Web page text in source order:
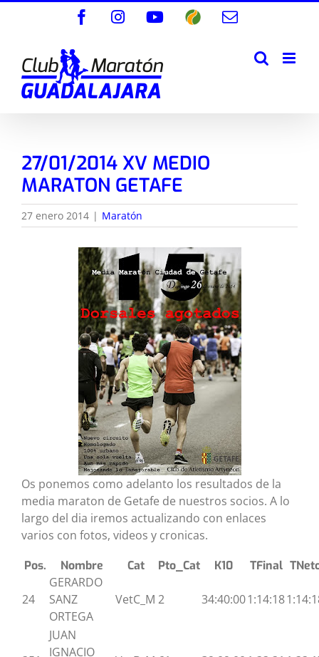
FacebookInstagramYouTube
WikilocCorreo
27/01/2014 XV MEDIO
MARATON GETAFE
27 enero 2014 | Maratón
Os ponemos como adelanto los resultados de la
media maraton de Getafe de nuestros socios. A lo
largo del dia iremos actualizando con enlaces
varios con fotos, videos y cronicas.
Pos. Nombre Cat Pto_Cat K10 TFinal
24
GERARDO
SANZ
ORTEGA
VetC_M 2 34:40:001:14:18
JUAN
IGNACIO